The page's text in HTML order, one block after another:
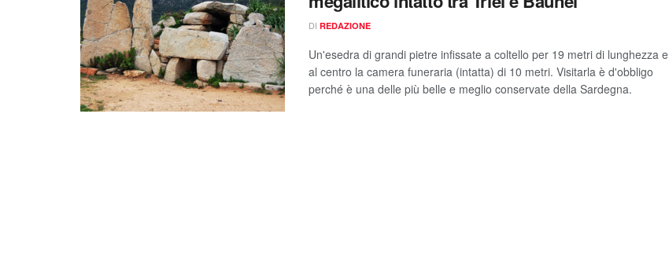
DI REDAZIONE
Un'esedra di grandi pietre infissate a coltello per 19 metri di lunghezza e
al centro la camera funeraria (intatta) di 10 metri. Visitarla è d'obbligo
perché è una delle più belle e meglio conservate della Sardegna.